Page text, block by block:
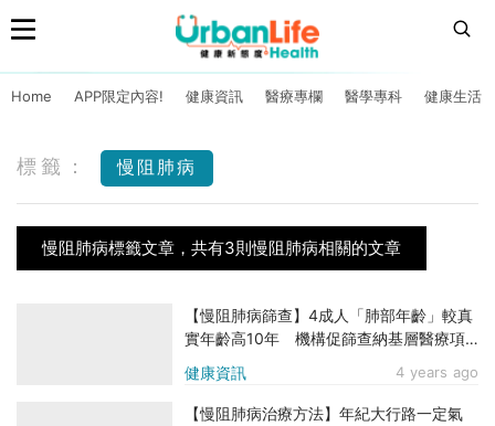
Home APP限定內容! 健康資訊 醫療專欄 醫學專科 健康生活
標籤： 慢阻肺病
慢阻肺病標籤文章，共有3則慢阻肺病相關的文章
健康資訊 4 years ago
【慢阻肺病篩查】4成人「肺部年齡」較真
實年齡高10年 機構促篩查納基層醫療項
【慢阻肺病治療方法】年紀大行路一定氣